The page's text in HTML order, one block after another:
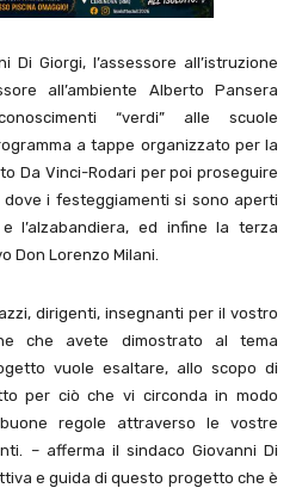
Giorgi, l’assessore all’istruzione
all’ambiente Alberto Pansera
“verdi” alle scuole
a tappe organizzato per la
Da Vinci-Rodari per poi proseguire
dove i festeggiamenti si sono aperti
l’alzabandiera, ed infine la terza
Don Lorenzo Milani.
dirigenti, insegnanti per il vostro
che avete dimostrato al tema
vuole esaltare, allo scopo di
per ciò che vi circonda in modo
regole attraverso le vostre
– afferma il sindaco Giovanni Di
e guida di questo progetto che è